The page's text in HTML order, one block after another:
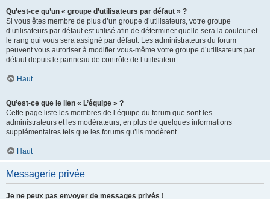
Qu’est-ce qu’un « groupe d’utilisateurs par défaut » ?
Si vous êtes membre de plus d’un groupe d’utilisateurs, votre groupe
d’utilisateurs par défaut est utilisé afin de déterminer quelle sera la couleur et
le rang qui vous sera assigné par défaut. Les administrateurs du forum
peuvent vous autoriser à modifier vous-même votre groupe d’utilisateurs par
défaut depuis le panneau de contrôle de l’utilisateur.
Haut
Qu’est-ce que le lien « L’équipe » ?
Cette page liste les membres de l’équipe du forum que sont les
administrateurs et les modérateurs, en plus de quelques informations
supplémentaires tels que les forums qu’ils modèrent.
Haut
Messagerie privée
Je ne peux pas envoyer de messages privés !